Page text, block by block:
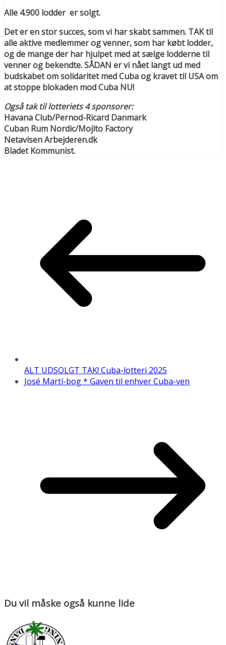
Alle 4.900 lodder er solgt.
Det er en stor succes, som vi har skabt sammen. TAK til
alle aktive medlemmer og venner, som har købt lodder,
og de mange der har hjulpet med at sælge lodderne til
venner og bekendte. SÅDAN er vi nået langt ud med
budskabet om solidaritet med Cuba og kravet til USA om
at stoppe blokaden mod Cuba NU!
Også tak til lotteriets 4 sponsorer:
Havana Club/Pernod-Ricard Danmark
Cuban Rum Nordic/Mojito Factory
Netavisen Arbejderen.dk
Bladet Kommunist.
ALT UDSOLGT TAK! Cuba-lotteri 2025
José Martí-bog * Gaven til enhver Cuba-ven
Du vil måske også kunne lide